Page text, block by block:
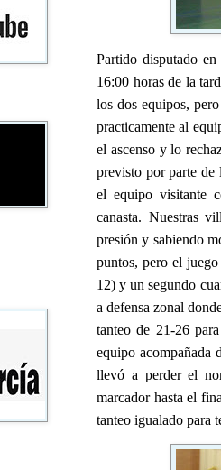
Partido disputado
16:00 horas de la
los dos equipos,
practicamente al
el ascenso y lo
previsto por parte de
el equipo visitante
canasta. Nuestras
presión y sabiendo
puntos, pero el
12) y un segundo
a defensa zonal
tanteo de 21-26
equipo acompañada
llevó a perder el
marcador hasta el
tanteo igualado para